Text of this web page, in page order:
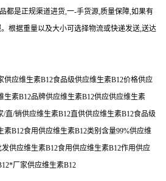
都是正规渠道进货,一-手货源,质量保障,如果有
根据重量以及大小可选择物流或快递发送,送达
供应维生素B12食品级供应维生素B12价格供应
生素B12品牌供应维生素B12供应供应维生素
/直/销供应维生素B12直供供应维生素B12食品级
素B12食用供应维生素B12类别含量99%供应维
供应维生素B12食用供应维生素B12作用供应
厂家供应维生素B12